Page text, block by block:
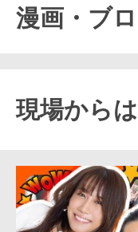
漫画・ブ
現場から